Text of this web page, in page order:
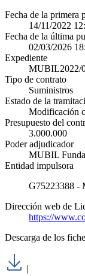
Fecha de la primera
14/11/2022
Fecha de la última
02/03/2026
Expediente
MUBIL2022/
Tipo de contrato
Suministros
Estado de la
Modificación
Presupuesto del
3.000.000
Poder adjudicador
MUBIL
Entidad impulsora
G75223388 -
Dirección web de
https://
Descarga de los
|